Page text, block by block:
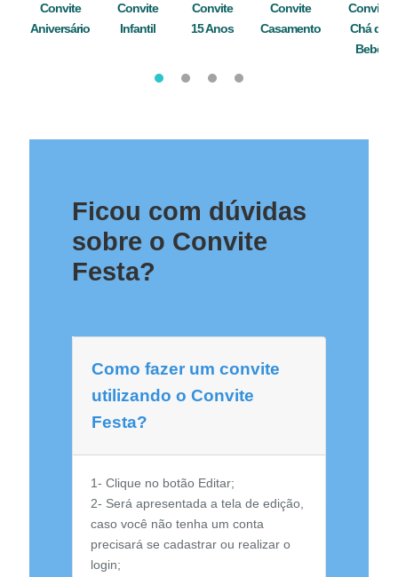
Convite
Aniversário
Convite
Infantil
Convite
15 Anos
Convite
Casamento
Convite
Chá de
Bebê
Ficou com dúvidas
sobre o Convite
Festa?
Como fazer um convite
utilizando o Convite
Festa?
1- Clique no botão Editar;
2- Será apresentada a tela de edição,
caso você não tenha um conta
precisará se cadastrar ou realizar o
login;